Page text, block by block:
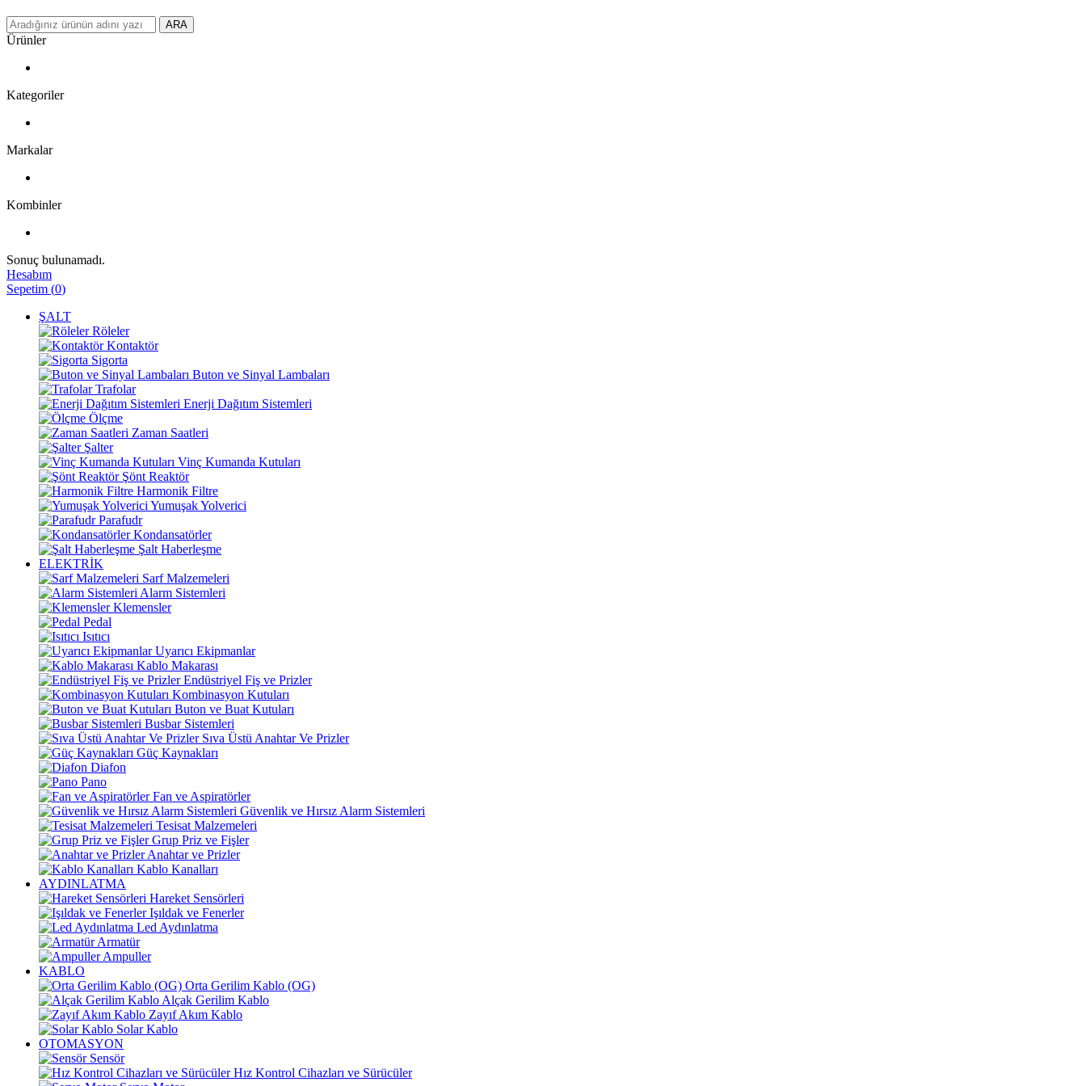
ARA
Ürünler
Kategoriler
Markalar
Kombinler
Sonuç bulunamadı.
Hesabım
Sepetim (0)
ŞALT
Röleler
Kontaktör
Sigorta
Buton ve Sinyal Lambaları
Trafolar
Enerji Dağıtım Sistemleri
Ölçme
Zaman Saatleri
Şalter
Vinç Kumanda Kutuları
Şönt Reaktör
Harmonik Filtre
Yumuşak Yolverici
Parafudr
Kondansatörler
Şalt Haberleşme
ELEKTRİK
Sarf Malzemeleri
Alarm Sistemleri
Klemensler
Pedal
Isıtıcı
Uyarıcı Ekipmanlar
Kablo Makarası
Endüstriyel Fiş ve Prizler
Kombinasyon Kutuları
Buton ve Buat Kutuları
Busbar Sistemleri
Sıva Üstü Anahtar Ve Prizler
Güç Kaynakları
Diafon
Pano
Fan ve Aspiratörler
Güvenlik ve Hırsız Alarm Sistemleri
Tesisat Malzemeleri
Grup Priz ve Fişler
Anahtar ve Prizler
Kablo Kanalları
AYDINLATMA
Hareket Sensörleri
Işıldak ve Fenerler
Led Aydınlatma
Armatür
Ampuller
KABLO
Orta Gerilim Kablo (OG)
Alçak Gerilim Kablo
Zayıf Akım Kablo
Solar Kablo
OTOMASYON
Sensör
Hız Kontrol Cihazları ve Sürücüler